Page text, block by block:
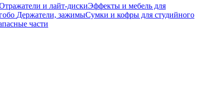
и лайт-дискиЭффекты и мебель для
Держатели, зажимыСумки и кофры для студийного
части